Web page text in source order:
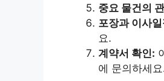
중요 물건의
포장과 이사
요.
계약서 확인:
에 문의하세